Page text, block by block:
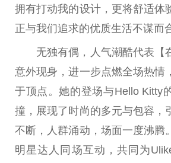
拥有打动我的设计，更将舒适体
正与我们追求的优质生活不谋而
无独有偶，人气潮酷代表【
意外现身，进一步点燃全场热情
于顶点。她的登场与Hello Kitty
撞，展现了时尚的多元与包容，
不断，人群涌动，场面一度沸腾
明星达人同场互动，共同为